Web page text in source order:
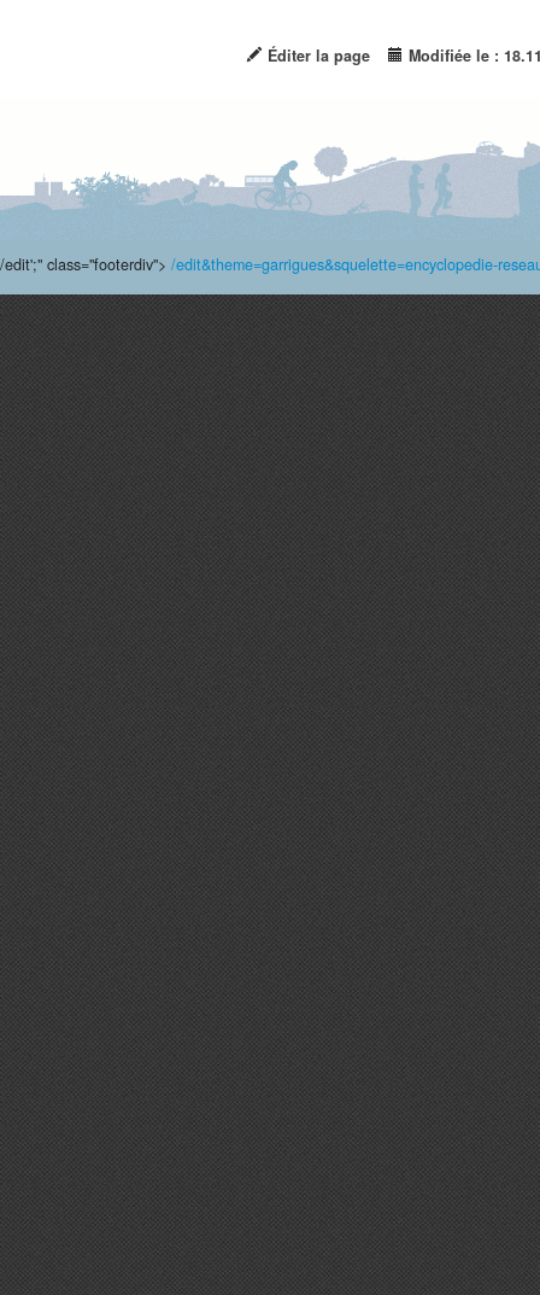
Éditer la page Modifiée le :
/edit';" class="footerdiv"> /edit&theme=garrigues&squelette=encyclopedie-